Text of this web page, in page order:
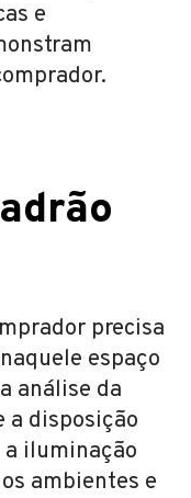
e
precisa
espaço
análise da
a disposição
a iluminação
ambientes e